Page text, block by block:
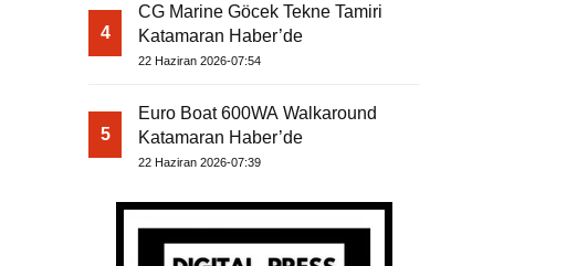
4
CG Marine Göcek Tekne Tamiri
Katamaran Haber’de
22 Haziran 2026-07:54
5
Euro Boat 600WA Walkaround
Katamaran Haber’de
22 Haziran 2026-07:39